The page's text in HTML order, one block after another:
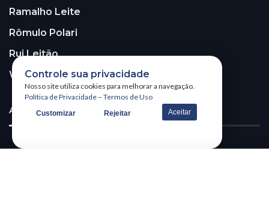
Ramalho Leite
Rômulo Polari
Rui Leitão
Walter Santos
ASSINE A NOSSA NEWSLETTER!
Controle sua privacidade
Nosso site utiliza cookies para melhorar a navegação.
Política de Privacidade – Termos de Uso
Customizar Rejeitar Aceitar